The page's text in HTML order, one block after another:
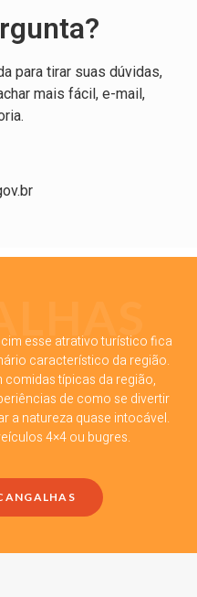
para tirar suas dúvidas,
mais fácil, e-mail,
esse atrativo turístico fica
característico da região.
típicas da região,
de como se divertir
a natureza quase intocável.
4×4 ou bugres.